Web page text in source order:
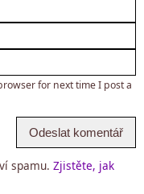
for next time I post a
spamu. Zjistěte, jak